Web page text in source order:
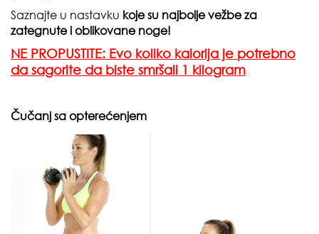
Saznajte u nastavku koje su najbolje vežbe za
zategnute i oblikovane noge!
NE PROPUSTITE: Evo koliko kalorija je potrebno
da sagorite da biste smršali 1 kilogram
Čučanj sa opterećenjem